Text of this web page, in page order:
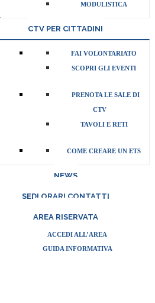
MODULISTICA
CTV PER CITTADINI
FAI VOLONTARIATO
SCOPRI GLI EVENTI
PRENOTA LE SALE DI
CTV
TAVOLI E RETI
COME CREARE UN ETS
NEWS
SEDI ORARI CONTATTI
AREA RISERVATA
ACCEDI ALL’AREA
GUIDA INFORMATIVA